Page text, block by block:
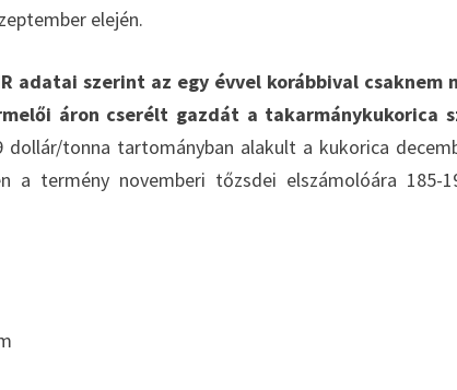
elején.
adatai szerint az egy évvel korábbival
áron cserélt gazdát a takarmánykukorica
dollár/tonna tartományban alakult a kukorica
a termény novemberi tőzsdei elszámolóára